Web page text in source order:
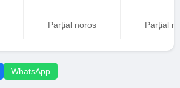
Parțial noros Parțial
WhatsApp